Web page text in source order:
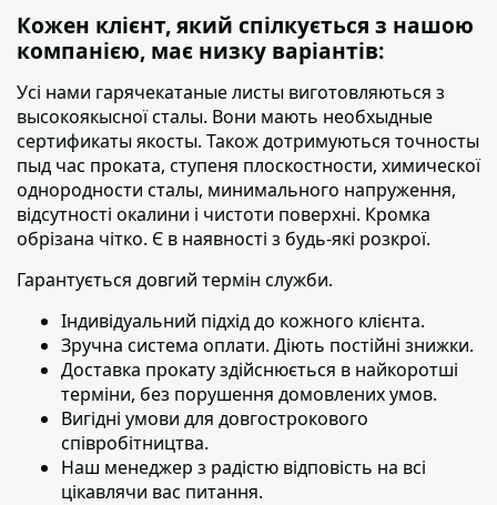
Кожен клієнт, який спілкується з нашою
компанією, має низку варіантів:
Усі нами гарячекатаные листы виготовляються з
высокоякысної сталы. Вони мають необхыдные
сертификаты якосты. Також дотримуються точносты
пыд час проката, ступеня плоскостности, химическої
однородности сталы, минимального напруження,
відсутності окалини і чистоти поверхні. Кромка
обрізана чітко. Є в наявності з будь-які розкрої.
Гарантується довгий термін служби.
Індивідуальний підхід до кожного клієнта.
Зручна система оплати. Діють постійні знижки.
Доставка прокату здійснюється в найкоротші
терміни, без порушення домовлених умов.
Вигідні умови для довгострокового
співробітництва.
Наш менеджер з радістю відповість на всі
цікавлячи вас питання.